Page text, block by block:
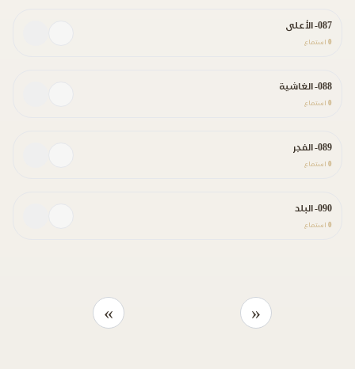
087- الأعلى
0 استماع
088- الغاشية
0 استماع
089- الفجر
0 استماع
090- البلد
0 استماع
«
»